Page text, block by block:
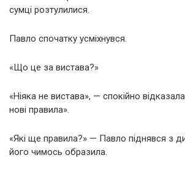
сумці розтулилися.
Павло спочатку усміхнувся.
«Що це за вистава?»
«Ніяка не вистава», — спокійно
нові правила».
«Які ще правила?» — Павло піднявся з
його чимось образила.